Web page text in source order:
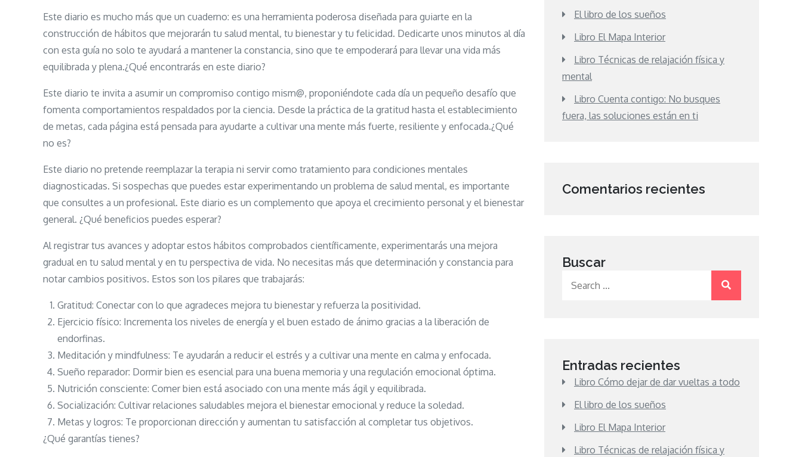
descubrir
y
nutrir
hábitos
bienestar
y
tu
Este diario es mucho más que un cuaderno: es una herramienta poderosa diseñada para guiarte en la
construcción de hábitos que mejorarán tu salud mental, tu bienestar y tu felicidad. Dedicarte unos minutos al día
con esta guía no solo te ayudará a mantener la constancia, sino que te empoderará para llevar una vida más
equilibrada y plena.¿Qué encontrarás en este diario?
Este diario te invita a asumir un compromiso contigo mism@, proponiéndote cada día un pequeño desafío que
fomenta comportamientos respaldados por la ciencia. Desde la práctica de la gratitud hasta el establecimiento
de metas, cada página está pensada para ayudarte a cultivar una mente más fuerte, resiliente y enfocada.¿Qué
no es?
Este diario no pretende reemplazar la terapia ni servir como tratamiento para condiciones mentales
diagnosticadas. Si sospechas que puedes estar experimentando un problema de salud mental, es importante
que consultes a un profesional. Este diario es un complemento que apoya el crecimiento personal y el bienestar
general. ¿Qué beneficios puedes esperar?
Al registrar tus avances y adoptar estos hábitos comprobados científicamente, experimentarás una mejora
gradual en tu salud mental y en tu perspectiva de vida. No necesitas más que determinación y constancia para
notar cambios positivos. Estos son los pilares que trabajarás:
Gratitud: Conectar con lo que agradeces mejora tu bienestar y refuerza la positividad.
Ejercicio físico: Incrementa los niveles de energía y el buen estado de ánimo gracias a la liberación de
endorfinas.
Meditación y mindfulness: Te ayudarán a reducir el estrés y a cultivar una mente en calma y enfocada.
Sueño reparador: Dormir bien es esencial para una buena memoria y una regulación emocional óptima.
Nutrición consciente: Comer bien está asociado con una mente más ágil y equilibrada.
Socialización: Cultivar relaciones saludables mejora el bienestar emocional y reduce la soledad.
Metas y logros: Te proporcionan dirección y aumentan tu satisfacción al completar tus objetivos.
¿Qué garantías tienes?
El libro de los sueños
Libro El Mapa Interior
Libro Técnicas de relajación física y
mental
Libro Cuenta contigo: No busques
fuera, las soluciones están en ti
Comentarios recientes
Buscar
Entradas recientes
Libro Cómo dejar de dar vueltas a todo
El libro de los sueños
Libro El Mapa Interior
Libro Técnicas de relajación física y